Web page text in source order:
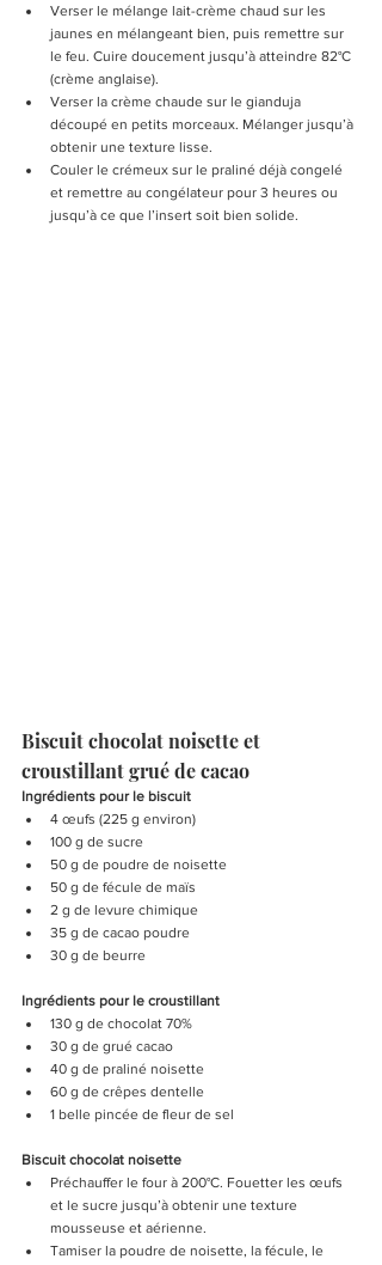
Verser le mélange lait-crème chaud sur les
jaunes en mélangeant bien, puis remettre sur
le feu. Cuire doucement jusqu’à atteindre 82°C
(crème anglaise).
Verser la crème chaude sur le gianduja
découpé en petits morceaux. Mélanger jusqu’à
obtenir une texture lisse.
Couler le crémeux sur le praliné déjà congelé
et remettre au congélateur pour 3 heures ou
jusqu’à ce que l’insert soit bien solide.
Biscuit chocolat noisette et
croustillant grué de cacao
Ingrédients pour le biscuit
4 œufs (225 g environ)
100 g de sucre
50 g de poudre de noisette
50 g de fécule de maïs
2 g de levure chimique
35 g de cacao poudre
30 g de beurre
Ingrédients pour le croustillant
130 g de chocolat 70%
30 g de grué cacao
40 g de praliné noisette
60 g de crêpes dentelle
1 belle pincée de fleur de sel
Biscuit chocolat noisette
Préchauffer le four à 200°C. Fouetter les œufs
et le sucre jusqu’à obtenir une texture
mousseuse et aérienne.
Tamiser la poudre de noisette, la fécule, le